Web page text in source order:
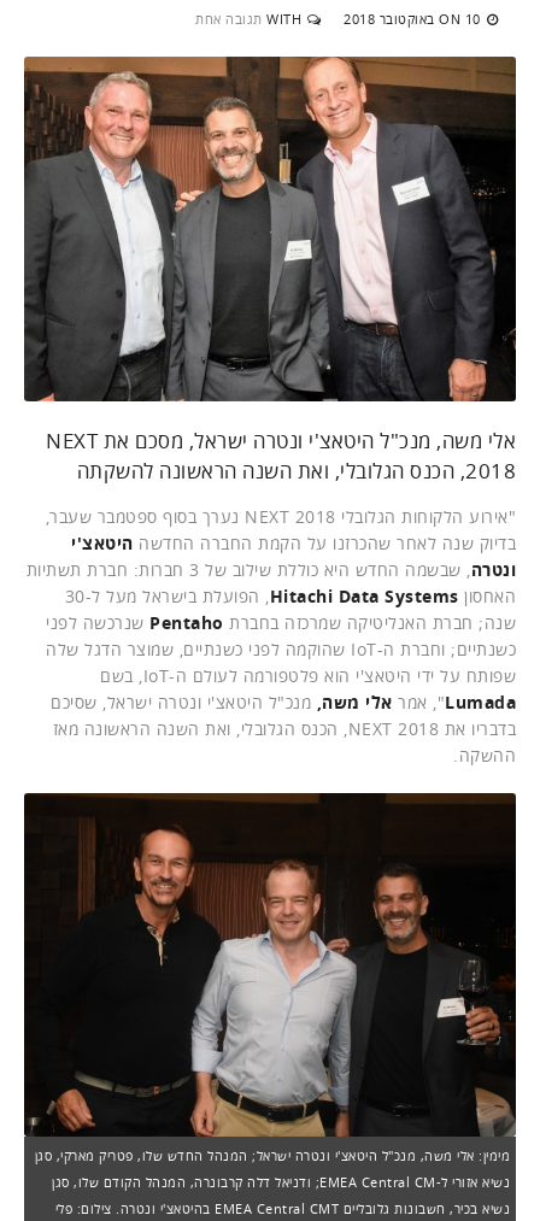
ON 10 באוקטובר 2018 WITH תגובה אחת
אלי משה, מנכ"ל היטאצ'י ונטרה ישראל, מסכם את NEXT
2018, הכנס הגלובלי, ואת השנה הראשונה להשקתה
"אירוע הלקוחות הגלובלי NEXT 2018 נערך בסוף ספטמבר שעבר,
בדיוק שנה לאחר שהכרזנו על הקמת החברה החדשה היטאצ'י
ונטרה
, שבשמה החדש היא כוללת שילוב של 3 חברות: חברת תשתיות
האחסון Hitachi Data Systems
, הפועלת בישראל מעל ל-30
שנה; חברת האנליטיקה שמרכזה בחברת
שנרכשה לפני
כשנתיים; וחברת ה-IoT שהוקמה לפני כשנתיים, שמוצר הדגל שלה
שפותח על ידי היטאצ'י הוא פלטפורמה לעולם ה-IoT, בשם
Lumada", אמר אלי משה, מנכ"ל היטאצ'י ונטרה ישראל, שסיכם
בדבריו את NEXT 2018, הכנס הגלובלי, ואת השנה הראשונה מאז
ההשקה.
מימין: אלי משה, מנכ"ל היטאצ'י ונטרה ישראל; המנהל החדש שלו, פטריק מארקי, סגן
נשיא אזורי ל-EMEA Central CM; ודניאל דלה קרבונרה, המנהל הקודם שלו, סגן
נשיא בכיר, חשבונות גלובליים EMEA Central CMT בהיטאצ'י ונטרה. צילום: פלי